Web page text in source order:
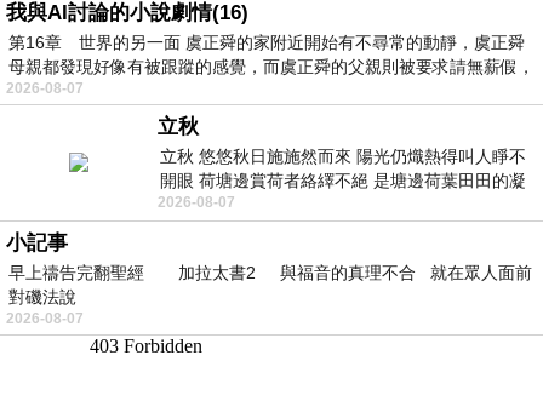
我與AI討論的小說劇情(16)
第16章 世界的另一面 虞正舜的家附近開始有不尋常的動靜，虞正舜
母親都發現好像有被跟蹤的感覺，而虞正舜的父親則被要求請無薪假，
2026-08-07
立秋
立秋 悠悠秋日施施然而來 陽光仍熾熱得叫人睜不
開眼 荷塘邊賞荷者絡繹不絕 是塘邊荷葉田田的凝
望 風中飄逸的是映日荷花別樣紅
2026-08-07
小記事
早上禱告完翻聖經 加拉太書2 與福音的真理不合 就在眾人面前
對磯法說
2026-08-07